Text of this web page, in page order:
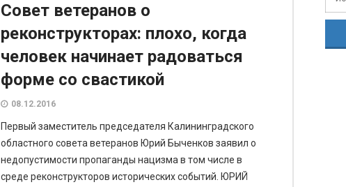
Совет ветеранов о
реконструкторах: плохо, когда
человек начинает радоваться
форме со свастикой
08.12.2016
Первый заместитель председателя Калининградского
областного совета ветеранов Юрий Быченков заявил о
недопустимости пропаганды нацизма в том числе в
среде реконструкторов исторических событий. ЮРИЙ